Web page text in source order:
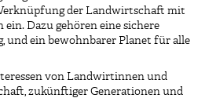
der Landwirtschaft mit
Dazu gehören eine sichere
und ein bewohnbarer Planet für alle
von Landwirtinnen und
zukünftiger Generationen und